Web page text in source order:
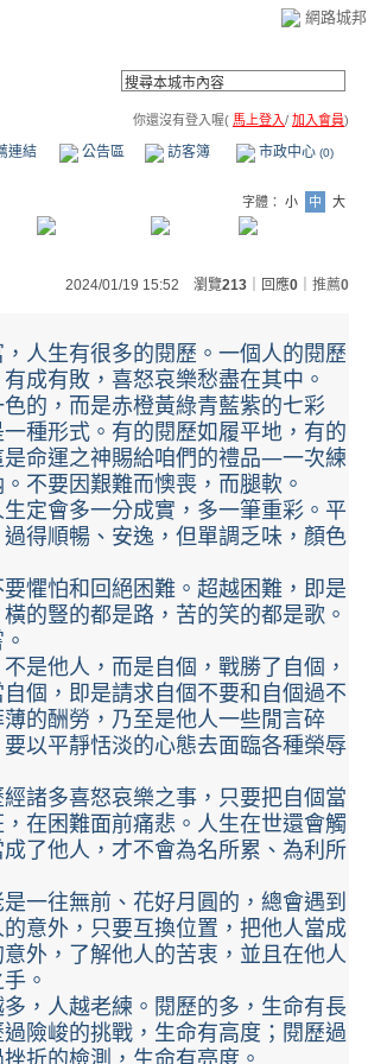
網路城邦
你還沒有登入喔( 馬上登入/ 加入會員)
連結 公告區 訪客簿 市政中心 (0)
字體： 小 中 大
2024/01/19 15:52 瀏覽213 ｜回應0 推薦0
人生有很多的閱歷。一個人的閱歷
成有敗，喜怒哀樂愁盡在其中。
的，而是赤橙黃綠青藍紫的七彩
種形式。有的閱歷如履平地，有的
命運之神賜給咱們的禮品—一次練
不要因艱難而懊喪，而腿軟。
定會多一分成實，多一筆重彩。平
得順暢、安逸，但單調乏味，顏色
懼怕和回絕困難。超越困難，即是
的豎的都是路，苦的笑的都是歌。
是他人，而是自個，戰勝了自個，
個，即是請求自個不要和自個過不
的酬勞，乃至是他人一些閒言碎
以平靜恬淡的心態去面臨各種榮辱
諸多喜怒哀樂之事，只要把自個當
在困難面前痛悲。人生在世還會觸
了他人，才不會為名所累、為利所
一往無前、花好月圓的，總會遇到
意外，只要互換位置，把他人當成
外，了解他人的苦衷，並且在他人
。
，人越老練。閱歷的多，生命有長
險峻的挑戰，生命有高度；閱歷過
折的檢測，生命有亮度。